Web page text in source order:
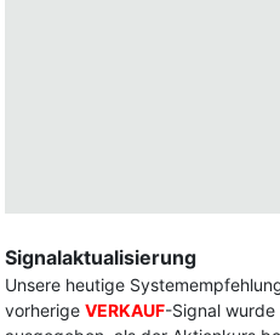
Signalaktualisierung
Unsere heutige
vorherige VERKAUF-Signal